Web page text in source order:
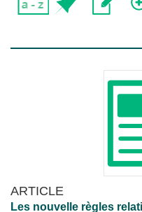
ARTICLE
Les nouvelle règles